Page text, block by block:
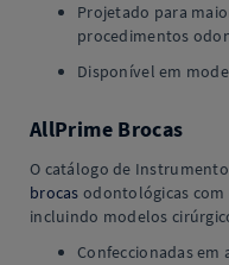
Projetado para
procedimentos
Disponível em
AllPrime Brocas
O catálogo de
brocas odontológicas
incluindo modelos
Confeccionadas em